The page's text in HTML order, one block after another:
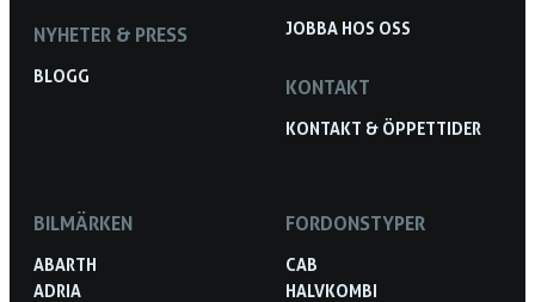
NYHETER & PRESS
BLOGG
JOBBA HOS OSS
KONTAKT
KONTAKT & ÖPPETTIDER
BILMÄRKEN
ABARTH
ADRIA
FORDONSTYPER
CAB
HALVKOMBI